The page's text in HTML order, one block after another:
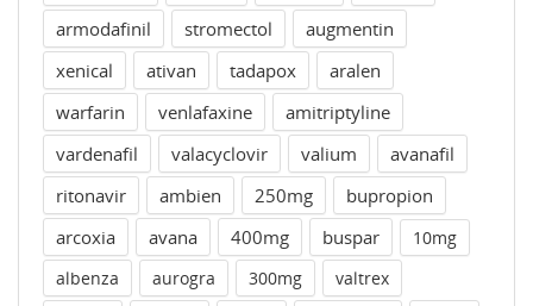
armodafinil
stromectol
augmentin
xenical
ativan tadapox
aralen
warfarin
venlafaxine
amitriptyline
vardenafil
valacyclovir valium
avanafil
ritonavir
ambien 250mg
bupropion
arcoxia
avana 400mg buspar
10mg
albenza
aurogra 300mg
valtrex